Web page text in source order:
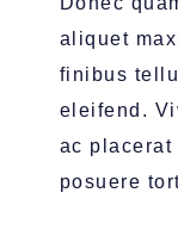
aliquet
finibus
eleifend.
ac placerat
posuere